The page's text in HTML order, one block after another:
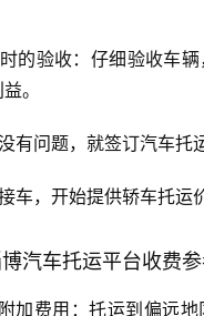
的验收：仔细验收车
。
有问题，就签订汽车托
车，开始提供轿车托运
汽车托运平台收费
加费用：托运到偏远